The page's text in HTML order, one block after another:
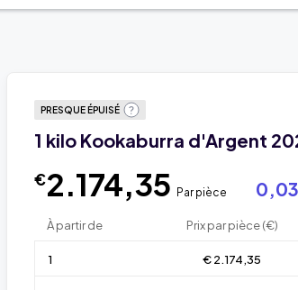
PRESQUE ÉPUISÉ
1 kilo Kookaburra d'Argent
€2.174,35 Par pièce
À partir de Prix par pièce (€)
1 € 2.174,35